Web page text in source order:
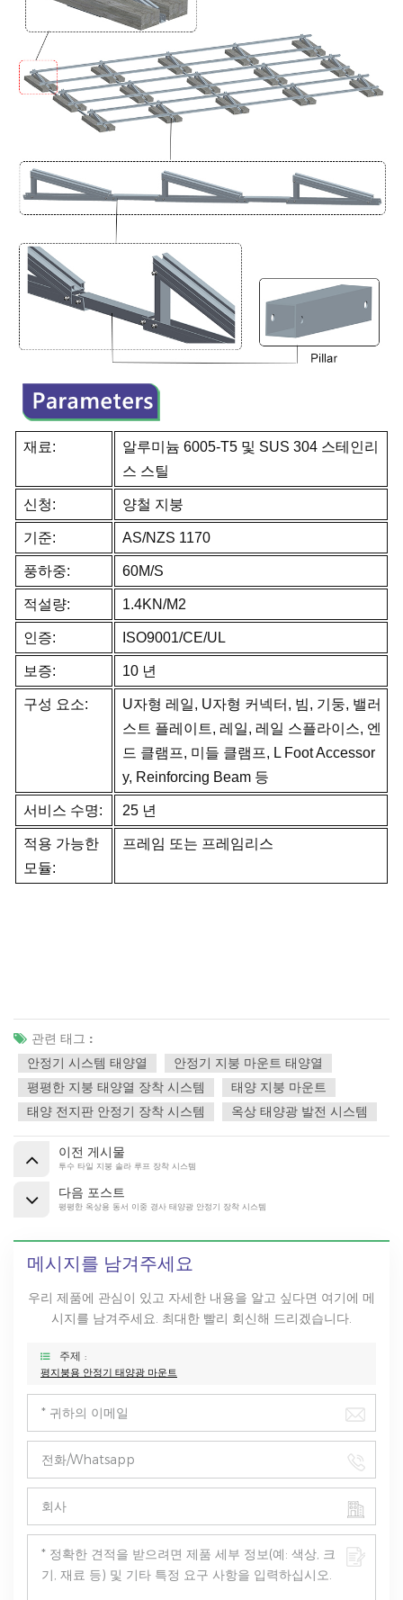
재료:
알루미늄 6005-T5 및 SUS 304 스테인리
스 스틸
신청: 양철 지붕
기준: AS/NZS 1170
풍하중: 60M/S
적설량: 1.4KN/M2
인증: ISO9001/CE/UL
보증: 10 년
구성 요소:
U자형 레일, U자형 커넥터, 빔, 기둥, 밸러
스트 플레이트, 레일, 레일 스플라이스, 엔
드 클램프, 미들 클램프, L Foot Accessor
y, Reinforcing Beam 등
서비스 수명: 25 년
적용 가능한
모듈:
프레임 또는 프레임리스
관련 태그 :
안정기 시스템 태양열
안정기 지붕 마운트 태양열
평평한 지붕 태양열 장착 시스템
태양 지붕 마운트
태양 전지판 안정기 장착 시스템
옥상 태양광 발전 시스템
이전 게시물
투수 타일 지붕 솔라 루프 장착 시스템
다음 포스트
평평한 옥상용 동서 이중 경사 태양광 안정기 장착 시스템
메시지를 남겨주세요
우리 제품에 관심이 있고 자세한 내용을 알고 싶다면 여기에 메
시지를 남겨주세요. 최대한 빨리 회신해 드리겠습니다.
주제 :
평지붕용 안정기 태양광 마운트